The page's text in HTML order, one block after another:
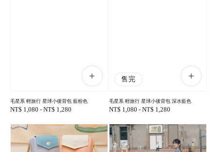
毛星系 輕旅行 星球小後背包 藍粉色
Regular
NT$ 1,080 - NT$ 1,280
售完
毛星系 輕旅行 星球小後背包 深水藍色
Regular
NT$ 1,080 - NT$ 1,280